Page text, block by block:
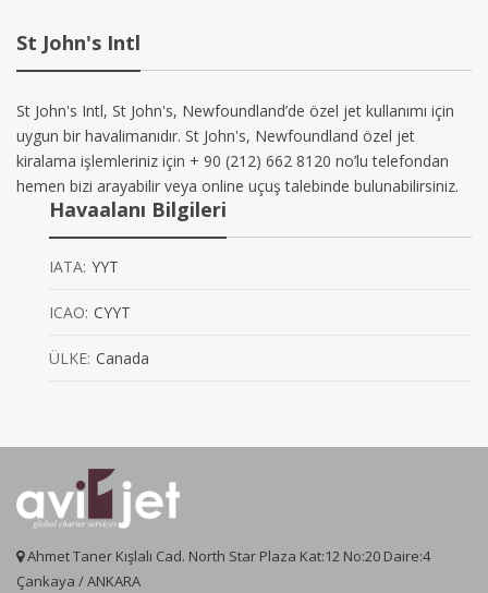
St John's Intl
St John's Intl, St John's, Newfoundland’de özel jet kullanımı için
uygun bir havalimanıdır. St John's, Newfoundland özel jet
kiralama işlemleriniz için + 90 (212) 662 8120 no’lu telefondan
hemen bizi arayabilir veya online uçuş talebinde bulunabilirsiniz.
Havaalanı Bilgileri
IATA: YYT
ICAO: CYYT
ÜLKE: Canada
Ahmet Taner Kışlalı Cad. North Star Plaza Kat:12 No:20 Daire:4
Çankaya / ANKARA